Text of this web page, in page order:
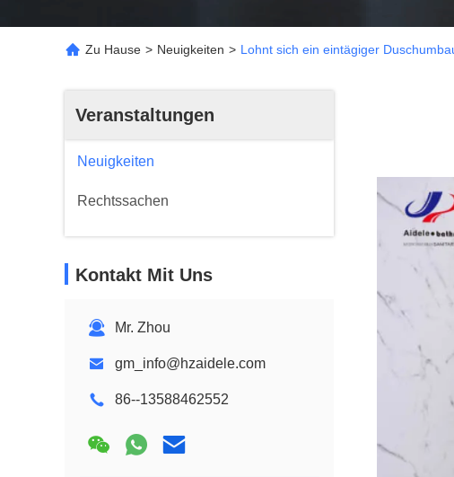
Zu Hause > Neuigkeiten > Lohnt sich ein eintägiger
Veranstaltungen
Neuigkeiten
Rechtssachen
Kontakt Mit Uns
Mr. Zhou
gm_info@hzaidele.com
86--13588462552